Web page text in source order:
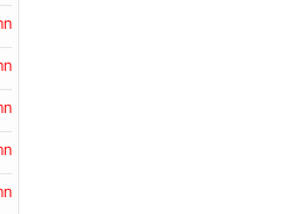
ท
ท
ท
ท
ท